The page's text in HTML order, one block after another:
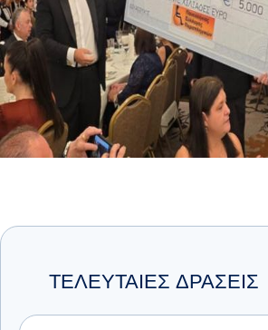
ΤΕΛΕΥΤΑΙΕΣ ΔΡΑΣΕΙΣ